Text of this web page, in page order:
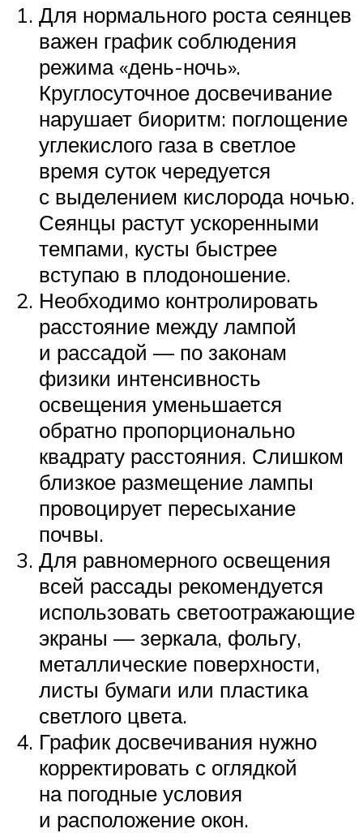
Для нормального роста сеянцев
важен график соблюдения
режима «день-ночь».
Круглосуточное досвечивание
нарушает биоритм: поглощение
углекислого газа в светлое
время суток чередуется
с выделением кислорода ночью.
Сеянцы растут ускоренными
темпами, кусты быстрее
вступаю в плодоношение.
Необходимо контролировать
расстояние между лампой
и рассадой — по законам
физики интенсивность
освещения уменьшается
обратно пропорционально
квадрату расстояния. Слишком
близкое размещение лампы
провоцирует пересыхание
почвы.
Для равномерного освещения
всей рассады рекомендуется
использовать светоотражающие
экраны — зеркала, фольгу,
металлические поверхности,
листы бумаги или пластика
светлого цвета.
График досвечивания нужно
корректировать с оглядкой
на погодные условия
и расположение окон.